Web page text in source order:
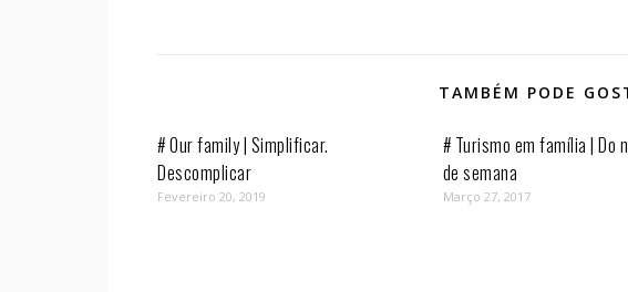
TAMBÉM PODE
# Our family | Simplificar.
Descomplicar
Fevereiro 20, 2019
# Turismo em família | Do
de semana
Março 27, 2017